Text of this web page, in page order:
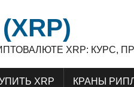
XRP: КУРС,
XRP КРАНЫ РИПЛ